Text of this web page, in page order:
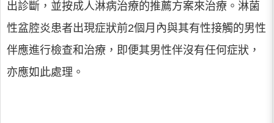
出診斷，並按成人淋病治療的推薦方案來治療。淋菌
性盆腔炎患者出現症狀前2個月內與其有性接觸的男性
伴應進行檢查和治療，即便其男性伴沒有任何症狀，
亦應如此處理。